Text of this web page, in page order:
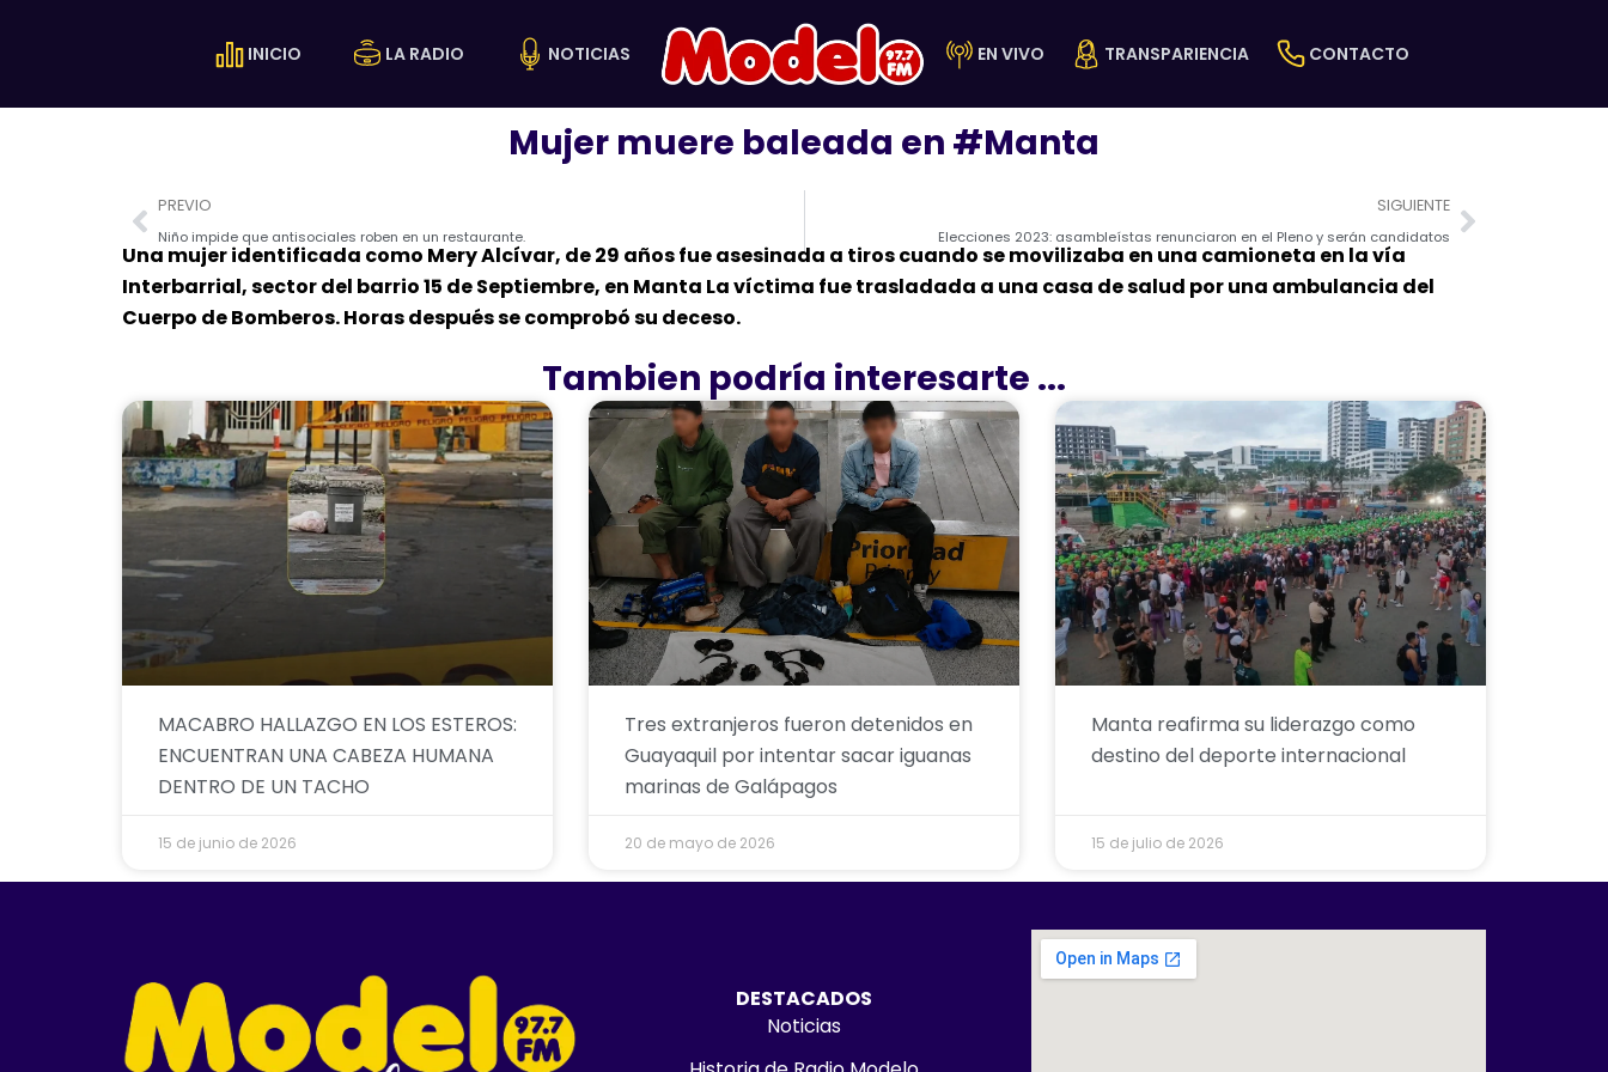
INICIO LA RADIO NOTICIAS EN VIVO TRANSPARIENCIA CONTACTO
Mujer muere baleada en #Manta
Prev
PREVIO
Niño impide que antisociales roben en un restaurante.
SIGUIENTE
Elecciones 2023: asambleístas renunciaron en el Pleno y serán candidatos
Next
Una mujer identificada como Mery Alcívar, de 29 años fue asesinada a tiros cuando se movilizaba en una camioneta en la vía
Interbarrial, sector del barrio 15 de Septiembre, en Manta La víctima fue trasladada a una casa de salud por una ambulancia del
Cuerpo de Bomberos. Horas después se comprobó su deceso.
Tambien podría interesarte ...
MACABRO HALLAZGO EN LOS ESTEROS:
ENCUENTRAN UNA CABEZA HUMANA
DENTRO DE UN TACHO
15 de junio de 2026
Tres extranjeros fueron detenidos en
Guayaquil por intentar sacar iguanas
marinas de Galápagos
20 de mayo de 2026
Manta reafirma su liderazgo como
destino del deporte internacional
15 de julio de 2026
DESTACADOS
Noticias